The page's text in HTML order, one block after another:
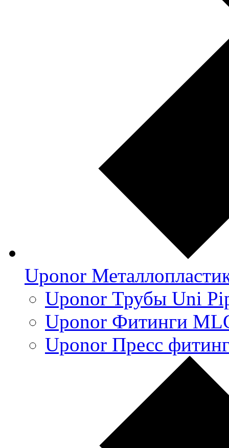
Uponor
Uponor Трубы Uni
Uponor Фитинги
Uponor Пресс